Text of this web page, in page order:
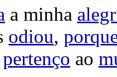
a minha
odiou,
pertenço ao